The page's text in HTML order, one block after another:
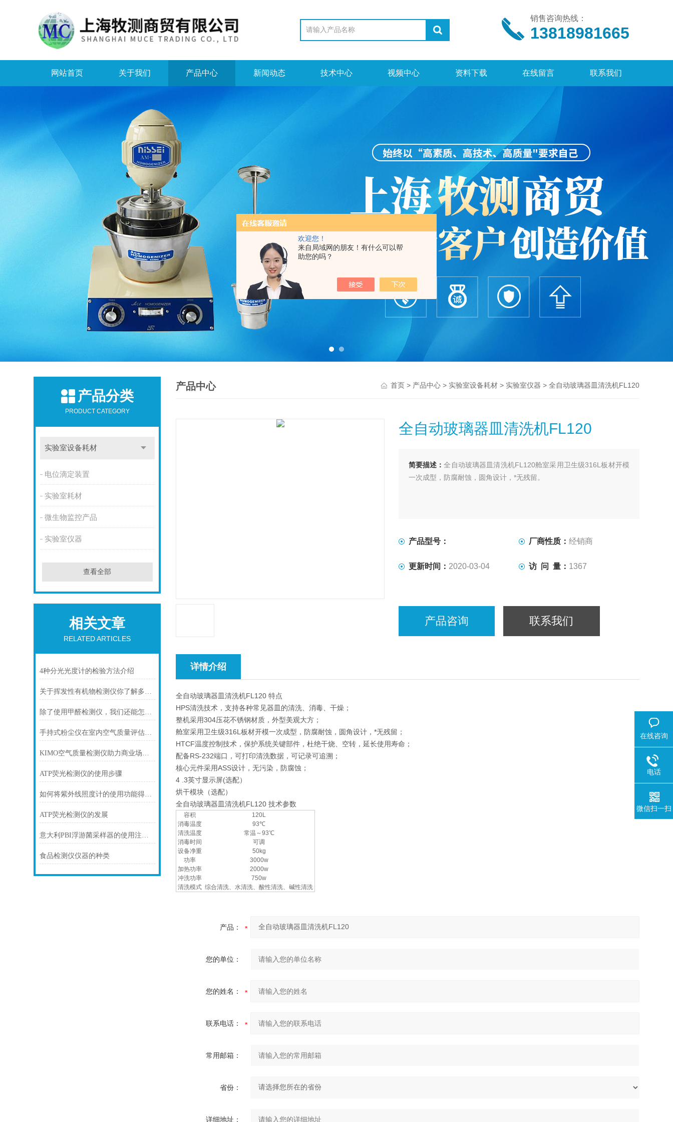
欢迎您！
来自局域网的朋友！有什么可以帮
助您的吗？
销售咨询热线：
13818981665
网站首页 关于我们 产品中心 新闻动态 技术中心 视频中心 资料下载 在线留言 联系我们
产品分类
PRODUCT CATEGORY
实验室设备耗材
电位滴定装置
实验室耗材
微生物监控产品
实验室仪器
查看全部
相关文章
RELATED ARTICLES
4种分光光度计的检验方法介绍
关于挥发性有机物检测仪你了解多少？
除了使用甲醛检测仪，我们还能怎么了解甲醛
手持式粉尘仪在室内空气质量评估中的应用
KIMO空气质量检测仪助力商业场所打造优质空气环境
ATP荧光检测仪的使用步骤
如何将紫外线照度计的使用功能得到利用
ATP荧光检测仪的发展
意大利PBI浮游菌采样器的使用注意事项
食品检测仪仪器的种类
产品中心 首页> 产品中心> 实验室设备耗材> 实验室仪器 > 全自动玻璃器皿清洗机FL120
全自动玻璃器皿清洗机FL120
简要描述：全自动玻璃器皿清洗机FL120舱室采用卫生级316L板材开模
一次成型，防腐耐蚀，圆角设计，*无残留。
产品型号： 厂商性质：经销商
更新时间： 2020-03-04 访 问 量： 1367
产品咨询 联系我们
详情介绍
全自动玻璃器皿清洗机FL120 特点
HPS清洗技术，支持各种常见器皿的清洗、消毒、干燥；
整机采用304压花不锈钢材质，外型美观大方；
舱室采用卫生级316L板材开模一次成型，防腐耐蚀，圆角设计，*无残留；
HTCF温度控制技术，保护系统关键部件，杜绝干烧、空转，延长使用寿命；
配备RS-232端口，可打印清洗数据，可记录可追溯；
核心元件采用ASS设计，无污染，防腐蚀；
4 .3英寸显示屏(选配）
烘干模块（选配）
全自动玻璃器皿清洗机FL120 技术参数
容积
120L
消毒温度
93℃
清洗温度
常温～93℃
消毒时间
可调
设备净重
50kg
功率
3000w
加热功率
2000w
冲洗功率
750w
清洗模式 综合清洗、水清洗、酸性清洗、碱性清洗
产品：
您的单位：
您的姓名：
联系电话：
常用邮箱：
省份：
详细地址：
在线咨询
电话
微信扫一扫